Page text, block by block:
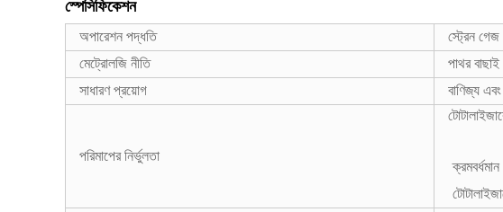
স্পেসিফিকেশন
অপারেশন পদ্ধতি
স্ট্রেন গেজ
মেট্রোলজি নীতি
পাথর বাছাই
সাধারণ প্রয়োগ
বাণিজ্য
পরিমাপের নির্ভুলতা